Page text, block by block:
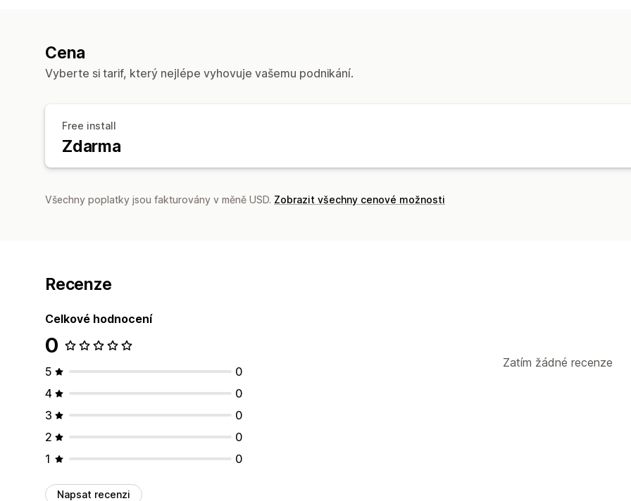
Cena
Vyberte si tarif, který nejlépe vyhovuje vašemu podnikání.
Free install
Zdarma
Všechny poplatky jsou fakturovány v měně USD. Zobrazit všechny cenové možnosti
Recenze
Celkové hodnocení
0
5
0
4
0
3
0
2
0
1
0
Napsat recenzi
Zatím žádné recenze